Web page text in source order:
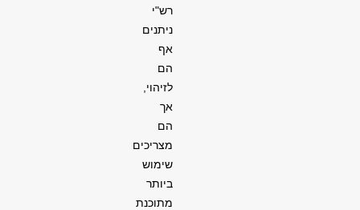
רש"י
ניתנים
אף
הם
לזיהוי,
אך
הם
מצריכים
שימוש
ביותר
מתוכנת